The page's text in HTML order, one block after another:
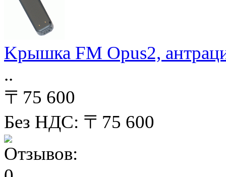
Kрышка FM Opus2,
..
〒75 600
Без НДС: 〒75 600